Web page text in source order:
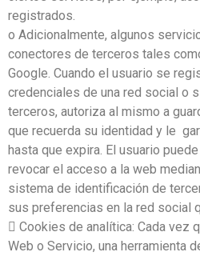
registrados.
o Adicionalmente, algunos
conectores de terceros tales
Google. Cuando el usuario se
credenciales de una red social o
terceros, autoriza al mismo a
que recuerda su identidad y le
hasta que expira. El usuario
revocar el acceso a la web
sistema de identificación de
sus preferencias en la red social
 Cookies de analítica: Cada vez
Web o Servicio, una herramienta